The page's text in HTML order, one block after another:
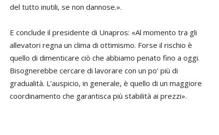
del tutto inutili, se non dannose.».
E conclude il presidente di Unapros: «Al momento tra gli
allevatori regna un clima di ottimismo. Forse il rischio è
quello di dimenticare ciò che abbiamo penato fino a oggi.
Bisognerebbe cercare di lavorare con un po’ più di
gradualità. L’auspicio, in generale, è quello di un maggiore
coordinamento che garantisca più stabilità ai prezzi».